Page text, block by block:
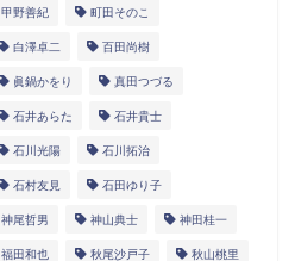
甲野善紀 町田そのこ
白澤卓二 百田尚樹
眞鍋かをり 真田つづる
石井あらた 石井貴士
石川光陽 石川拓治
石村友見 石田ゆり子
神尾哲男 神山典士 神田桂一
福田和也 秋尾沙戸子 秋山桃里